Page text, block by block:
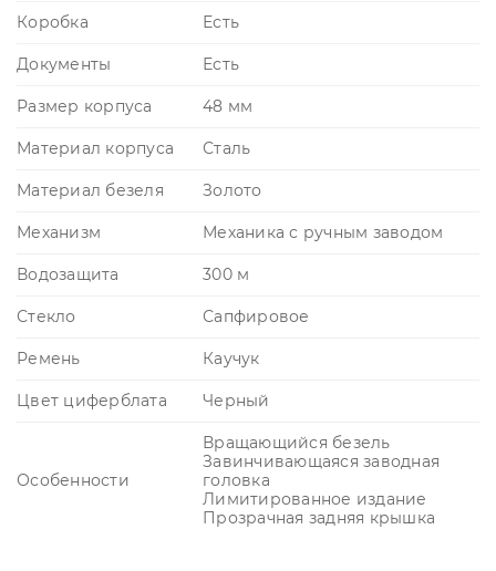
Коробка Есть
Документы Есть
Размер корпуса 48 мм
Материал корпуса Сталь
Материал безеля Золото
Механизм Механика с ручным заводом
Водозащита 300 м
Стекло Сапфировое
Ремень Каучук
Цвет циферблата Черный
Особенности
Вращающийся безель
Завинчивающаяся заводная
головка
Лимитированное издание
Прозрачная задняя крышка